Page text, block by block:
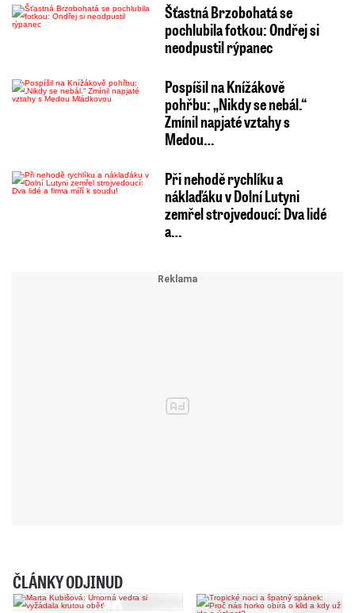
Šťastná Brzobohatá se
pochlubila fotkou: Ondřej si
neodpustil rýpanec
Pospíšil na Knížákově
pohřbu: „Nikdy se nebál.“
Zmínil napjaté vztahy s
Medou…
Při nehodě rychlíku a
náklaďáku v Dolní Lutyni
zemřel strojvedoucí: Dva lidé
a…
ČLÁNKY ODJINUD